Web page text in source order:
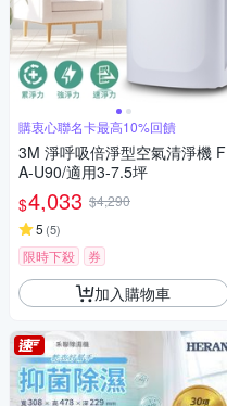
購衷心聯名卡最高10%回饋
3M 淨呼吸倍淨型空氣清淨機 F
A-U90/適用3-7.5坪
$4,033 $4,290
5 (5)
限時下殺 券
加入購物車